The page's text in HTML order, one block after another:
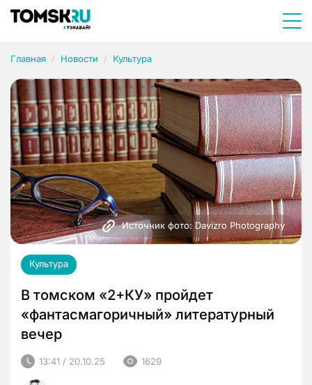
Главная Новости Культура
Источник фото: Davizro Photography
Культура
В томском «2+КУ» пройдет
«фантасмагоричный» литературный
вечер
13:41 / 20.10.25 1629